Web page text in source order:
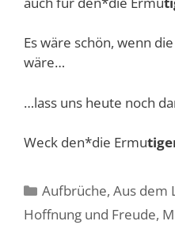
Es wäre schön, wenn
wäre…
…lass uns heute noch
Weck den*die Ermu
Kategorien
Aufbrüche,Aus dem
Hoffnung und Freude,